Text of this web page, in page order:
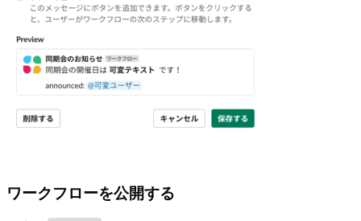
ワークフローを公開する